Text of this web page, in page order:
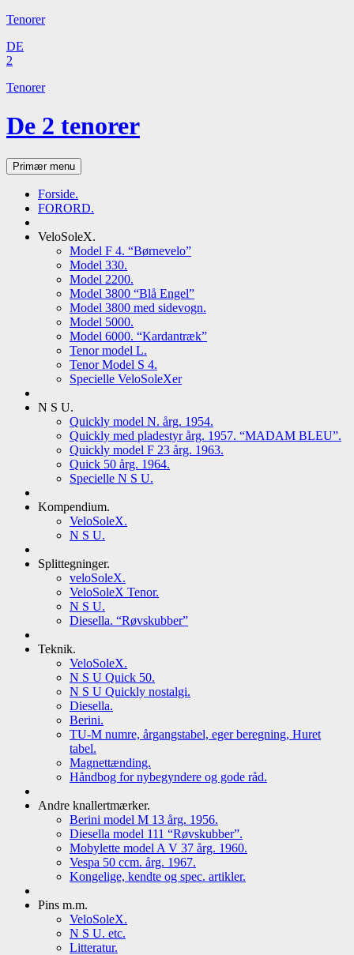
Tenorer
DE
2
Tenorer
De 2 tenorer
SøgPrimær menu Hop
til
Forside.
FORORD.
VeloSoleX.
Model F 4. “Børnevelo”
Model 330.
Model 2200.
Model 3800 “Blå Engel”
Model 3800 med sidevogn.
Model 5000.
Model 6000. “Kardantræk”
Tenor model L.
Tenor Model S 4.
Specielle VeloSoleXer
N S U.
Quickly model N. årg. 1954.
Quickly med pladestyr årg. 1957. “MADAM BLEU”.
Quickly model F 23 årg. 1963.
Quick 50 årg. 1964.
Specielle N S U.
Kompendium.
VeloSoleX.
N S U.
Splittegninger.
veloSoleX.
VeloSoleX Tenor.
N S U.
Diesella. “Røvskubber”
Teknik.
VeloSoleX.
N S U Quick 50.
N S U Quickly nostalgi.
Diesella.
Berini.
TU-M numre, årgangstabel, eger beregning, Huret
tabel.
Magnettænding.
Håndbog for nybegyndere og gode råd.
Andre knallertmærker.
Berini model M 13 årg. 1956.
Diesella model 111 “Røvskubber”.
Mobylette model A V 37 årg. 1960.
Vespa 50 ccm. årg. 1967.
Kongelige, kendte og spec. artikler.
Pins m.m.
VeloSoleX.
N S U. etc.
Litteratur.